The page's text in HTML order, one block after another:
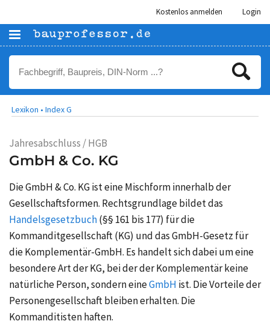
Kostenlos anmelden Login
Lexikon • Index G
Jahresabschluss / HGB
GmbH & Co. KG
Die GmbH & Co. KG ist eine Mischform innerhalb der
Gesellschaftsformen. Rechtsgrundlage bildet das
Handelsgesetzbuch(§§ 161 bis 177) für die
Kommanditgesellschaft(KG) und das GmbH-Gesetz für
die Komplementär-GmbH. Es handelt sich dabei um eine
besondere Art der KG, bei der der Komplementär keine
natürliche Person, sondern eineGmbH ist. Die Vorteile der
Personengesellschaft bleiben erhalten. Die
Kommanditisten haften.